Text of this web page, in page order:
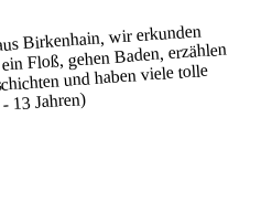
Birkenhain, wir erkunden
Floß, gehen Baden, erzählen
und haben viele tolle
13 Jahren)